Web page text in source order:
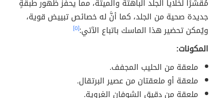
مُقشِّرًا لخلايا الجلد الباهتة والميتة، مما يحفِّز ظهور طبقةٍ
جديدة صحية من الجلد، كما أنَّ له خصائص تبييض قوية،
ويُمكن تحضير هذا الماسك باتباع الآتي:[٥]
المكونات:
ملعقة من الحليب المجفف.
ملعقة أو ملعقتان من عصير البرتقال.
ملعقة من دقيق الشوفان الغروية.